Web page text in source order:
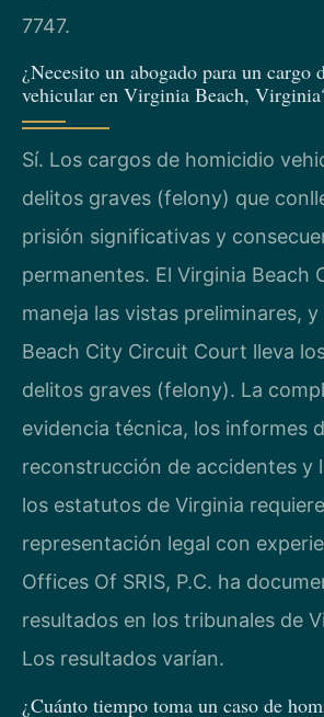
7747.
¿Necesito un abogado para un cargo
vehicular en Virginia Beach,
Sí. Los cargos de homicidio
delitos graves (felony) que
prisión significativas y
permanentes. El Virginia Beach
maneja las vistas preliminares, y
Beach City Circuit Court lleva
delitos graves (felony). La
evidencia técnica, los informes
reconstrucción de accidentes y
los estatutos de Virginia
representación legal con
Offices Of SRIS, P.C. ha
resultados en los tribunales de
Los resultados varían.
¿Cuánto tiempo toma un caso de